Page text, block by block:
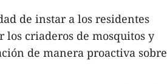
de instar a los residentes
criaderos de mosquitos y
de manera proactiva sobre